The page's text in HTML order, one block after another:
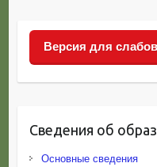
Версия для
Сведения об
Основные сведения